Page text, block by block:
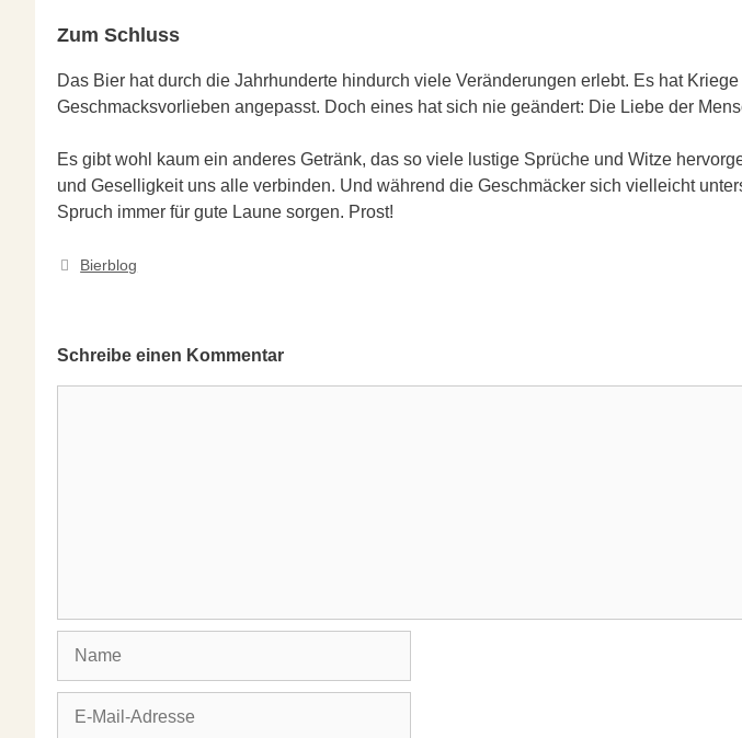
Zum Schluss
Das Bier hat durch die Jahrhunderte hindurch viele Veränderungen erlebt. Es hat
Geschmacksvorlieben angepasst. Doch eines hat sich nie geändert: Die Liebe der
Es gibt wohl kaum ein anderes Getränk, das so viele lustige Sprüche und Witze
und Geselligkeit uns alle verbinden. Und während die Geschmäcker sich vielleicht
Spruch immer für gute Laune sorgen. Prost!
Kategorien
Bierblog
Schreibe einen Kommentar